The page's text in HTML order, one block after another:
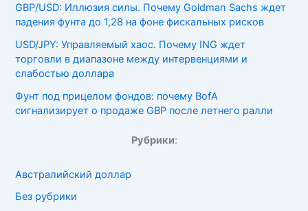
GBP/USD: Иллюзия силы. Почему Goldman Sachs ждет
падения фунта до 1,28 на фоне фискальных рисков
USD/JPY: Управляемый хаос. Почему ING ждет
торговли в диапазоне между интервенциями и
слабостью доллара
Фунт под прицелом фондов: почему BofA
сигнализирует о продаже GBP после летнего ралли
Рубрики:
Австралийский доллар
Без рубрики